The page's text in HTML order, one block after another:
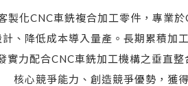
製化CNC車銑複合加工零件，專業
、降低成本導入量產。長期累積加
實力配合CNC車銑加工機構之垂直
核心競爭能力、創造競爭優勢，獲